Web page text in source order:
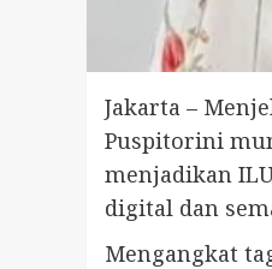
Jakarta –
Puspitorini
menjadikan
digital dan
Mengangkat